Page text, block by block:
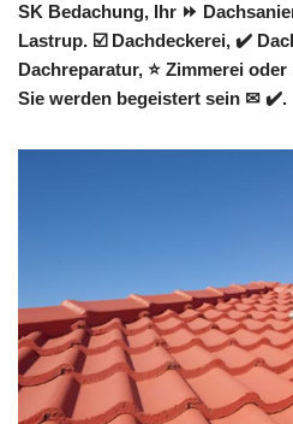
SK Bedachung, Ihr ⏩
Lastrup. ☑️ Dachdeckerei, ✔️
Dachreparatur, ⭐ Zimmerei
Sie werden begeistert sein ✉ ✔️.